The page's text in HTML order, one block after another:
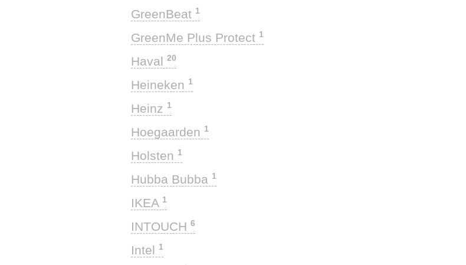
GreenBeat 1
GreenMe Plus Protect 1
Haval 20
Heineken 1
Heinz 1
Hoegaarden 1
Holsten 1
Hubba Bubba 1
IKEA 1
INTOUCH 6
Intel 1